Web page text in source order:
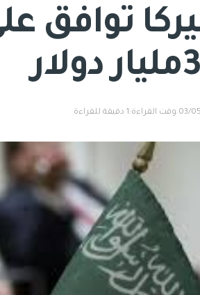
توافق
03/ وقت القراءة:1 دقيقة للقراءة